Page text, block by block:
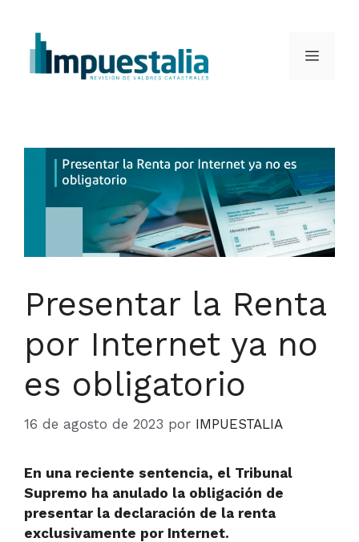
Saltar
contenido
Menú
Presentar la Renta
por Internet ya no
es obligatorio
16 de agosto de 2023 por IMPUESTALIA
En una reciente sentencia, el Tribunal
Supremo ha anulado la obligación de
presentar la declaración de la renta
exclusivamente por Internet.